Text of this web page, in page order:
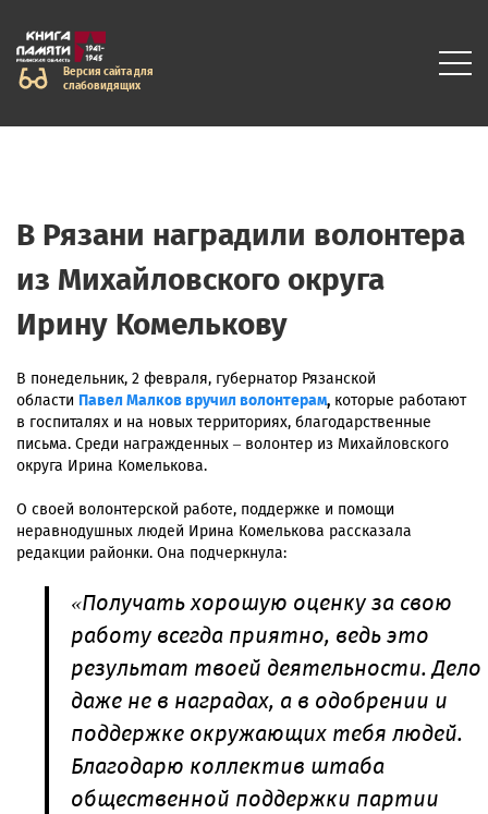
Версия сайта для
слабовидящих
В Рязани наградили волонтера
из Михайловского округа
Ирину Комелькову
В понедельник, 2 февраля, губернатор Рязанской
области Павел Малков вручил волонтерам, которые работают
в госпиталях и на новых территориях, благодарственные
письма. Среди награжденных – волонтер из Михайловского
округа Ирина Комелькова.
О своей волонтерской работе, поддержке и помощи
неравнодушных людей Ирина Комелькова рассказала
редакции районки. Она подчеркнула:
«Получать хорошую оценку за свою
работу всегда приятно, ведь это
результат твоей деятельности. Дело
даже не в наградах, а в одобрении и
поддержке окружающих тебя людей.
Благодарю коллектив штаба
общественной поддержки партии